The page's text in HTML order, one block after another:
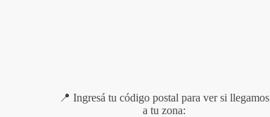
📍 Ingresá tu código postal para ver si llegamos
a tu zona: